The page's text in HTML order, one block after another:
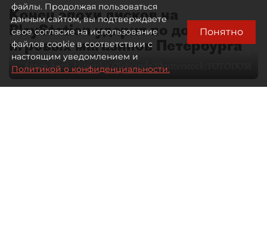
Конец эпохи дисков на
PlayStation ударит по доходам
игровых магазинов Петербурга
Автор фото:Lutsenko_Oleksandr/Shutterstock/FOTODOM
файлы. Продолжая пользоваться
данным сайтом, вы подтверждаете
свое согласие на использование
файлов cookie в соответствии с
настоящим уведомлением и
Политикой о конфиденциальности.
Понятно